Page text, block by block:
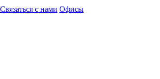
Связаться с нами Офисы